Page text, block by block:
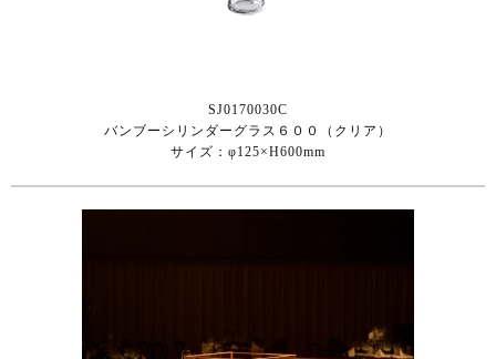
SJ0170030C
バンブーシリンダーグラス６００（クリア）
サイズ：φ125×H600mm